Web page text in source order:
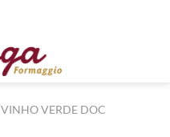
VINHO VERDE DOC